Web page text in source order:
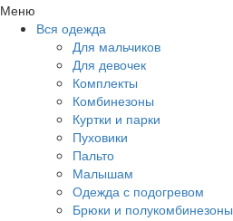
Меню
Вся одежда
Для мальчиков
Для девочек
Комплекты
Комбинезоны
Куртки и парки
Пуховики
Пальто
Малышам
Одежда с подогревом
Брюки и полукомбинезоны